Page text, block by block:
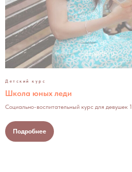
Детский курс
Школа юных леди
Социально-воспитательный курс для девушек
Подробнее